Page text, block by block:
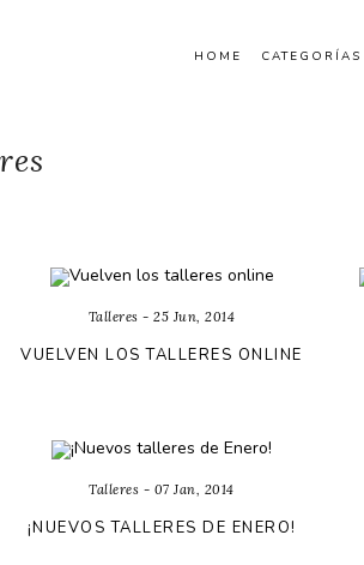
HOME CATEGORÍAS
Talleres - 25 Jun, 2014
VUELVEN LOS TALLERES ONLINE
Talleres - 07 Jan, 2014
¡NUEVOS TALLERES DE ENERO!